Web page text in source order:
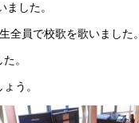
した。
全員で校歌を歌いました。
。
う。